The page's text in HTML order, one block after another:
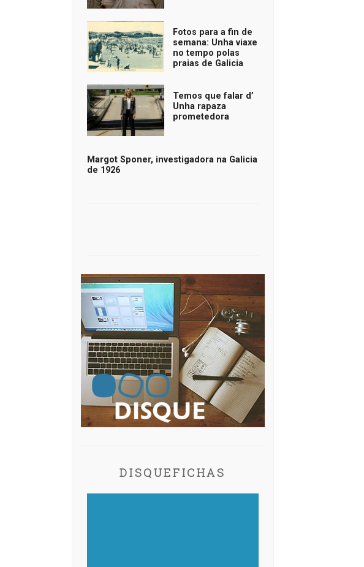
Fotos para a fin de
semana: Unha viaxe
no tempo polas
praias de Galicia
Temos que falar d’
Unha rapaza
prometedora
Margot Sponer, investigadora na Galicia
de 1926
DISQUEFICHAS